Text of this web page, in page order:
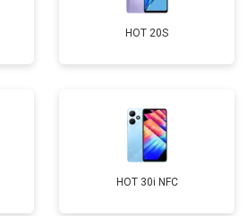
HOT 20S
HOT 30i NFC